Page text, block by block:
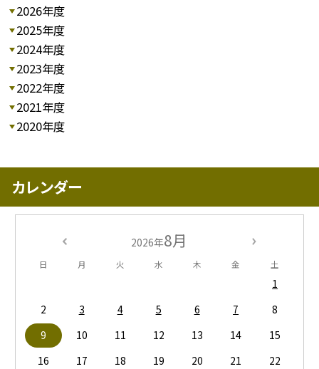
2026年度
2025年度
2024年度
2023年度
2022年度
2021年度
2020年度
カレンダー
2026年8月
日 月 火 水 木 金 土
1
2
3 4 5 6 7
8
9
10 11 12 13 14
15
16
17 18 19 20 21
22